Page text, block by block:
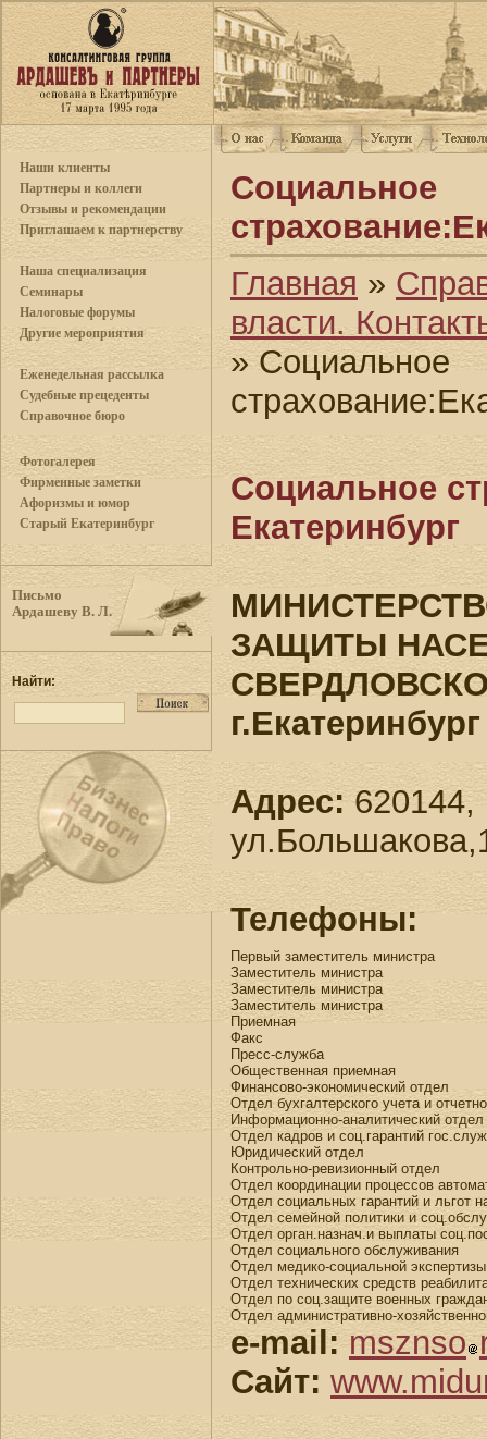
Наши клиенты
Партнеры и коллеги
Отзывы и рекомендации
Приглашаем к партнерству
Наша специализация
Семинары
Налоговые форумы
Другие мероприятия
Еженедельная рассылка
Судебные прецеденты
Справочное бюро
Фотогалерея
Фирменные заметки
Афоризмы и юмор
Старый Екатеринбург
Письмо
Ардашеву В. Л.
Найти:
Социальное
Главная »
власти.
» Социальное
Социальное
Екатеринбург
ЗАЩИТЫ
г.Екатеринбург
Адрес:620144,
Телефоны:
Первый заместитель министра
Заместитель министра
Заместитель министра
Заместитель министра
Приемная
Факс
Пресс-служба
Общественная приемная
Финансово-экономический отдел
Отдел бухгалтерского учета и
Информационно-аналитический отдел
Отдел кадров и соц.гарантий
Юридический отдел
Контрольно-ревизионный отдел
Отдел координации процессов
Отдел социальных гарантий и льгот
Отдел семейной политики и
Отдел орган.назнач.и выплаты
Отдел социального обслуживания
Отдел медико-социальной
Отдел технических средств
Отдел по соц.защите военных
Отдел административно-
e-mail: msznso
Сайт: